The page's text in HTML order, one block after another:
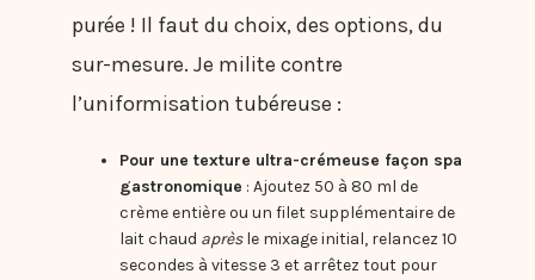
purée ! Il faut du choix, des options, du
sur-mesure. Je milite contre
l’uniformisation tubéreuse :
Pour une texture ultra-crémeuse façon spa
gastronomique : Ajoutez 50 à 80 ml de
crème entière ou un filet supplémentaire de
lait chaud aprèsle mixage initial, relancez 10
secondes à vitesse 3 et arrêtez tout pour